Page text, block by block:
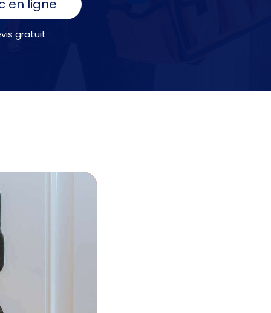
en ligne
gratuit